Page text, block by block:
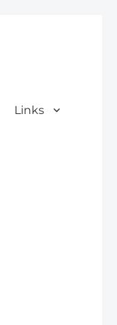
Links